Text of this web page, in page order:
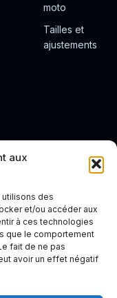
aux
des
et/ou accéder aux
à ces technologies
que le comportement
fait de ne pas
avoir un effet négatif
moto
Tailles et
ajustements